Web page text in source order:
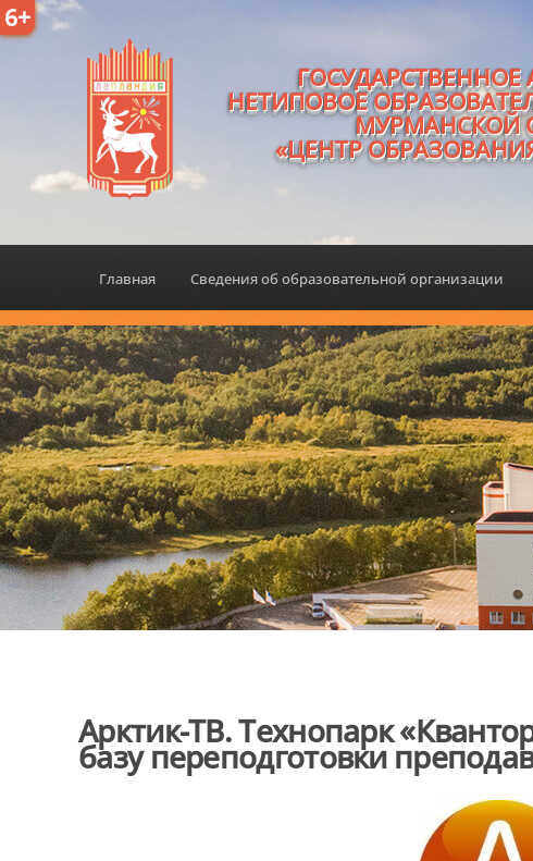
6+
НЕТИПОВОЕ
МУРМАНСКОЙ
«ЦЕНТР
Главная Сведения об образовательной организации
Арктик-ТВ. Технопарк
базу переподготовки